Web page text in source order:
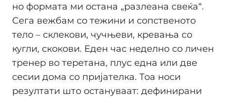
но формата ми остана „разлеана свеќа“.
Сега вежбам со тежини и сопственото
тело – склекови, чучњеви, кревања со
кугли, скокови. Еден час неделно со личен
тренер во теретана, плус една или две
сесии дома со пријателка. Тоа носи
резултати што остануваат: дефинирани